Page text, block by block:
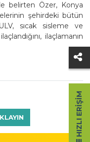
belirten Özer, Konya
şehirdeki bütün
sıcak sisleme ve
ilaçlamanın
HIZLI ERIŞIM